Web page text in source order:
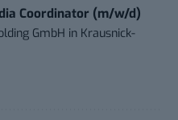
Coordinator (m/w/d)
GmbH in Krausnick-